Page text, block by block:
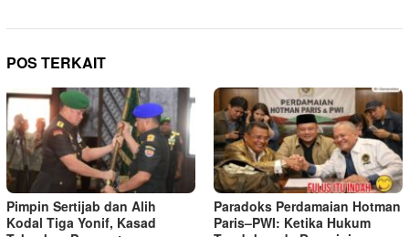
POS TERKAIT
Pimpin Sertijab dan Alih
Kodal Tiga Yonif, Kasad
Paradoks Perdamaian Hotman
Paris–PWI: Ketika Hukum